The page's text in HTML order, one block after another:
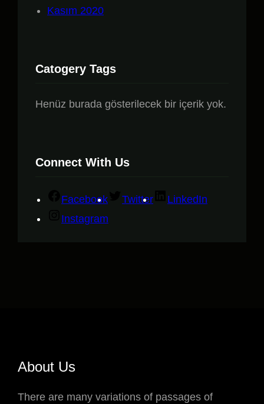
Kasım 2020
Catogery Tags
Henüz burada gösterilecek bir içerik yok.
Connect With Us
Facebook Twitter
LinkedIn
Instagram
About Us
There are many variations of passages of